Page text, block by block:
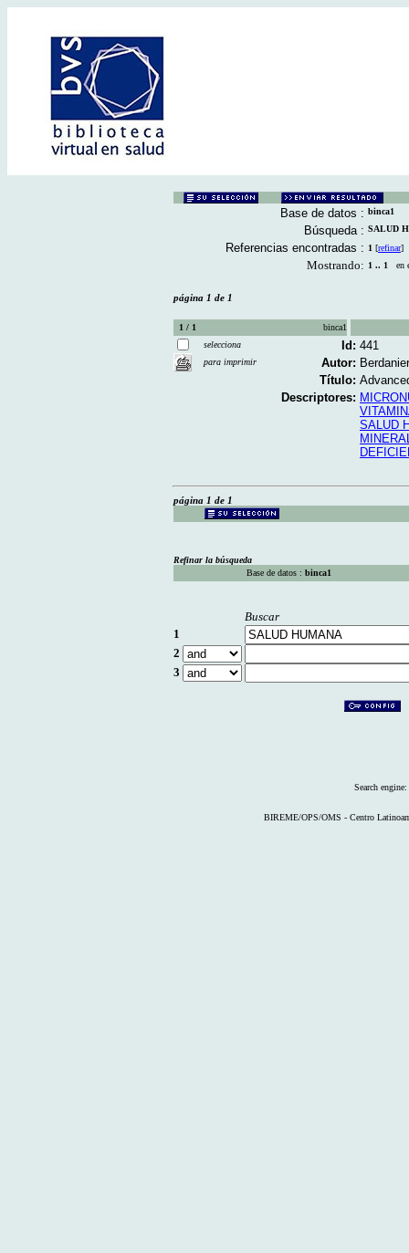
Base de datos : binca1
Búsqueda : SALUD
Referencias encontradas : 1 [refinar]
Mostrando: 1 .. 1 en
página 1 de 1
1 / 1
binca1
selecciona
para imprimir
Id: 441
Autor:
Título:
Descriptores:
SALUD
página 1 de 1
Refinar la búsqueda
Base de datos : binca1
Buscar
1
2
3
Search engine:
BIREME/OPS/OMS - Centro